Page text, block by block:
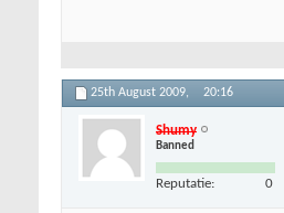
25th August 2009, 20:16
Shumy
Banned
Reputatie: 0